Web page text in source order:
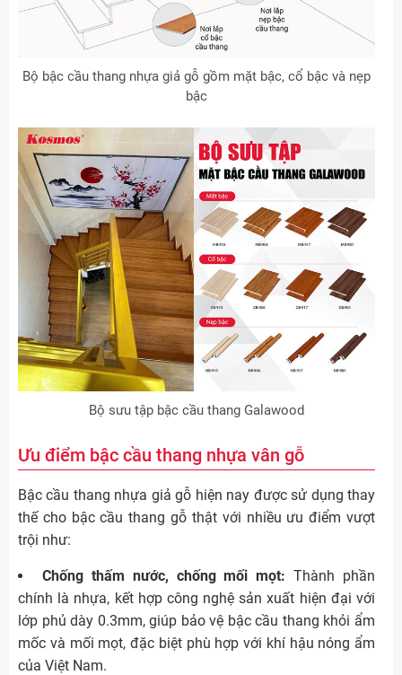
Bộ bậc cầu thang nhựa giả gỗ gồm mặt bậc, cổ bậc và nẹp
bậc
Bộ sưu tập bậc cầu thang Galawood
Ưu điểm bậc cầu thang nhựa vân gỗ
Bậc cầu thang nhựa giả gỗ hiện nay được sử dụng thay
thế cho bậc cầu thang gỗ thật với nhiều ưu điểm vượt
trội như:
Chống thấm nước, chống mối mọt: Thành phần
chính là nhựa, kết hợp công nghệ sản xuất hiện đại với
lớp phủ dày 0.3mm, giúp bảo vệ bậc cầu thang khỏi ẩm
mốc và mối mọt, đặc biệt phù hợp với khí hậu nóng ẩm
của Việt Nam.